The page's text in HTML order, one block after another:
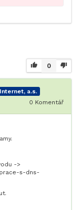
0
a.s.
0 Komentář
->
s-dns-